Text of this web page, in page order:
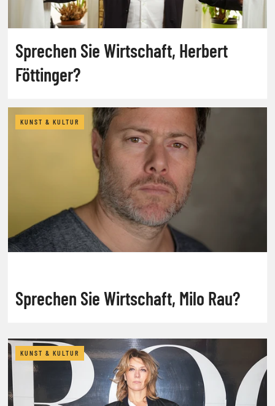
Sprechen Sie Wirtschaft, Herbert
Föttinger?
KUNST & KULTUR
Sprechen Sie Wirtschaft, Milo Rau?
KUNST & KULTUR